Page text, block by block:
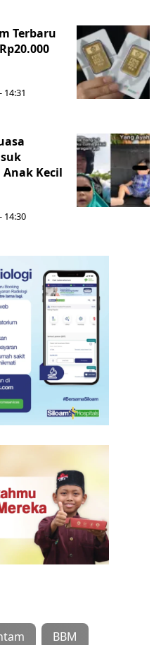
Terbaru
14:31
Anak Kecil
14:30
BBM